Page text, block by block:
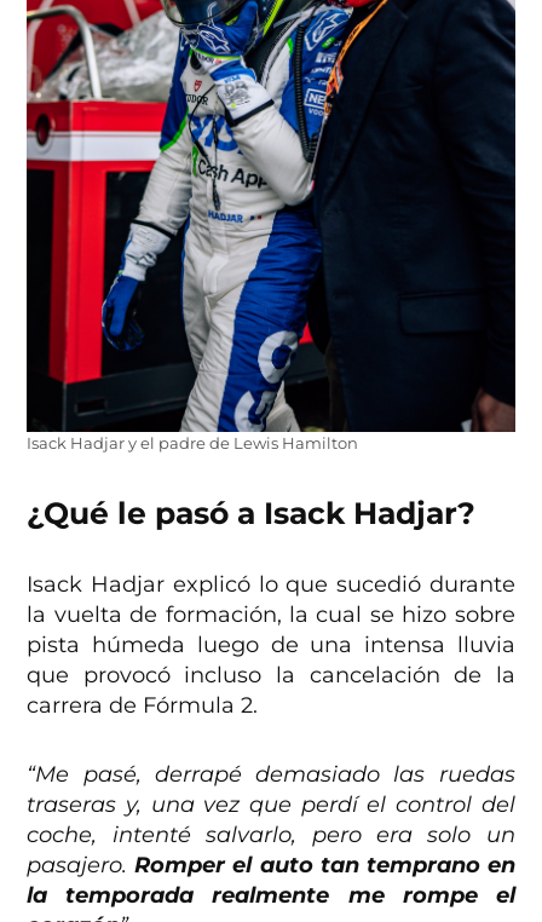
Isack Hadjar y el padre de Lewis Hamilton
¿Qué le pasó a Isack Hadjar?
Isack Hadjar explicó lo que sucedió durante
la vuelta de formación, la cual se hizo sobre
pista húmeda luego de una intensa lluvia
que provocó incluso la cancelación de la
carrera de Fórmula 2.
“Me pasé, derrapé demasiado las ruedas
traseras y, una vez que perdí el control del
coche, intenté salvarlo, pero era solo un
pasajero.Romper el auto tan temprano en
la temporada realmente me rompe el